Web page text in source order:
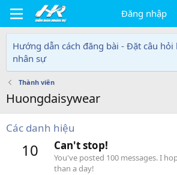
Đăng nhập
Hướng dẫn cách đăng bài - Đặt câu hỏi
nhân sự
Thành viên
Huongdaisywear
Các danh hiệu
10 Can't stop!
You've posted 100 messages. I
than a day!